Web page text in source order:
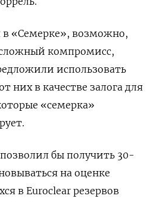
в «Семерке», возможно,
компромисс,
использовать
них в качестве залога для
«семерка»
бы получить 30-
на оценке
в Euroclear резервов